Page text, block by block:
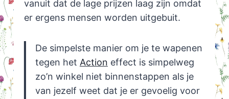
vanuit dat de lage prijzen laag zijn omdat
er ergens mensen worden uitgebuit.
De simpelste manier om je te wapenen
tegen het Action effect is simpelweg
zo’n winkel niet binnenstappen als je
van jezelf weet dat je er gevoelig voor